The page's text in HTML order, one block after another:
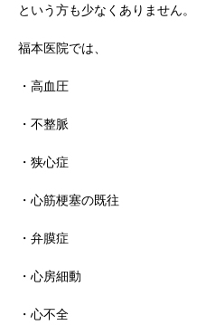
という方も少なくありません。
福本医院では、
・高血圧
・不整脈
・狭心症
・心筋梗塞の既往
・弁膜症
・心房細動
・心不全